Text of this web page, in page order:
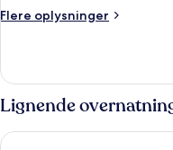
Flere oplysninger
Flere
Lignende
Hotel Dame des Arts